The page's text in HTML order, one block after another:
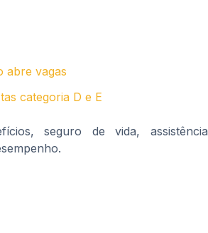
abre vagas
categoria D e E
seguro de vida, assistência